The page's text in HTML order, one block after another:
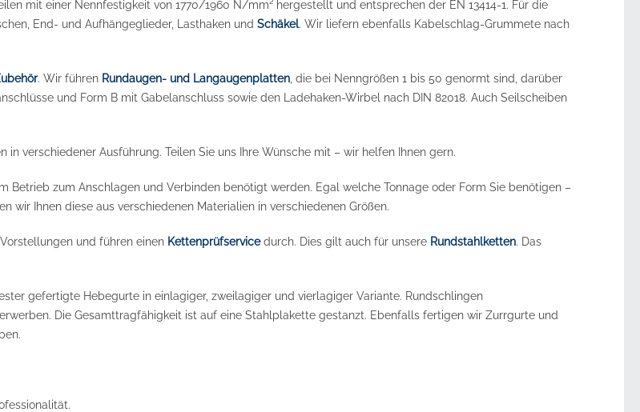
mit einer Nennfestigkeit von 1770/1960 N/mm² hergestellt und entsprechen der EN 13414-1. Für die
End- und Aufhängeglieder, Lasthaken und Schäkel. Wir liefern ebenfalls Kabelschlag-Grummete nach
. Wir führen Rundaugen- und Langaugenplatten , die bei Nenngrößen 1 bis 50 genormt sind, darüber
und Form B mit Gabelanschluss sowie den Ladehaken-Wirbel nach DIN 82018. Auch Seilscheiben
in verschiedener Ausführung. Teilen Sie uns Ihre Wünsche mit – wir helfen Ihnen gern.
Betrieb zum Anschlagen und Verbinden benötigt werden. Egal welche Tonnage oder Form Sie benötigen –
wir Ihnen diese aus verschiedenen Materialien in verschiedenen Größen.
und führen einen Kettenprüfservice durch. Dies gilt auch für unsere Rundstahlketten. Das
gefertigte Hebegurte in einlagiger, zweilagiger und vierlagiger Variante. Rundschlingen
Die Gesamttragfähigkeit ist auf eine Stahlplakette gestanzt. Ebenfalls fertigen wir Zurrgurte und